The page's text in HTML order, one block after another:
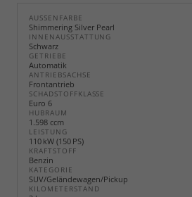
AUSSENFARBE
Shimmering Silver Pearl
INNENAUSSTATTUNG
Schwarz
GETRIEBE
Automatik
ANTRIEBSACHSE
Frontantrieb
SCHADSTOFFKLASSE
Euro 6
HUBRAUM
1.598 ccm
LEISTUNG
110 kW (150 PS)
KRAFTSTOFF
Benzin
KATEGORIE
SUV/Geländewagen/Pickup
KILOMETERSTAND